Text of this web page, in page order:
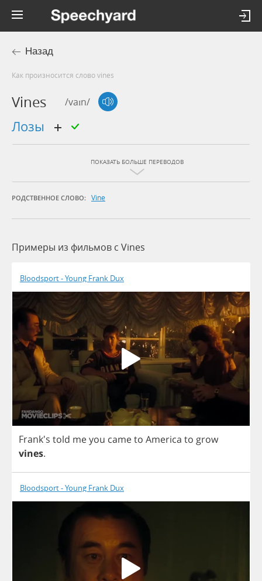
Назад
Как произносится слово vines
Vines /vaɪn/
лозы
ПОКАЗАТЬ БОЛЬШЕ ПЕРЕВОДОВ
РОДСТВЕННОЕ СЛОВО: Vine
Примеры из фильмов c Vines
Bloodsport - Young Frank Dux
Frank's told meyou cameto America to grow
vines.
Bloodsport - Young Frank Dux